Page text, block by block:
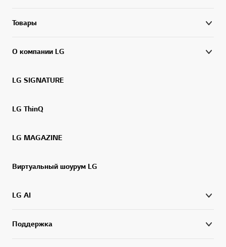
Товары
О компании LG
LG SIGNATURE
LG ThinQ
LG MAGAZINE
Виртуальный шоурум LG
LG AI
Поддержка